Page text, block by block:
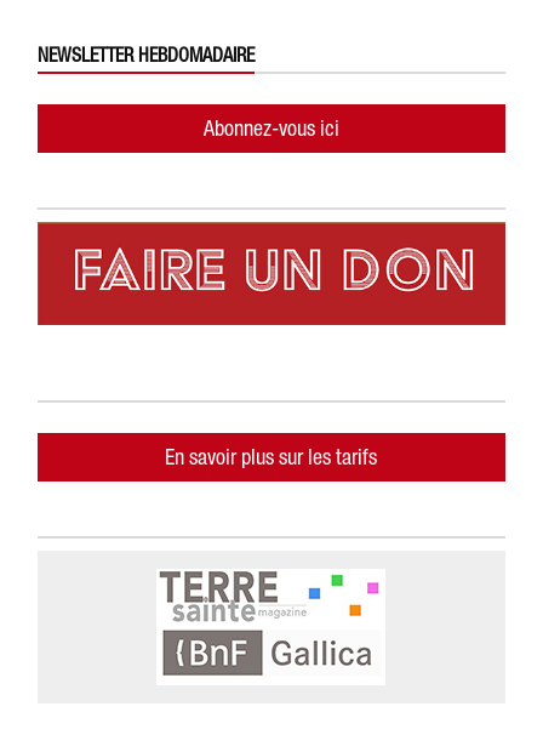
NEWSLETTER HEBDOMADAIRE
Abonnez-vous ici
En savoir plus sur les tarifs